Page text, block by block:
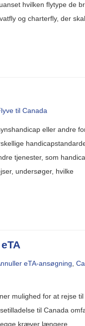
hvilken flytype de
og charterfly, der
til Canada
eller andre
tjenester, som
undersøger, hvilke
eTA-ansøgning
mulighed for at rejse til
til Canada
kræver længere